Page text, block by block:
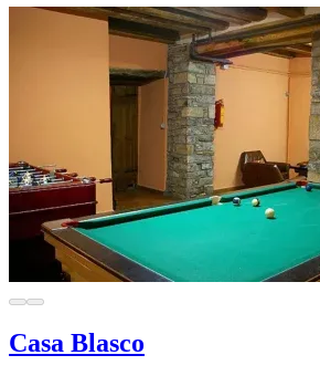
Casa Blasco